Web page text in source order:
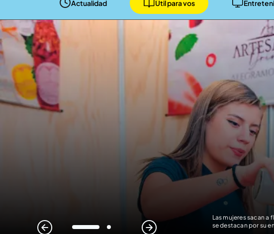
Actualidad Útil para vos
Las mujeres sacan
se destacan por su
1 2